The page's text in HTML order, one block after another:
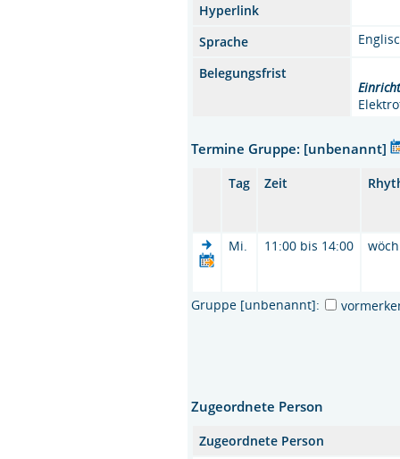
Hyperlink
Sprache
Belegungsfrist
Termine Gruppe: [unbenannt]
Tag Zeit
Mi. 11:00 bis 14:00
Gruppe [unbenannt]:
Zugeordnete Person
Zugeordnete Person